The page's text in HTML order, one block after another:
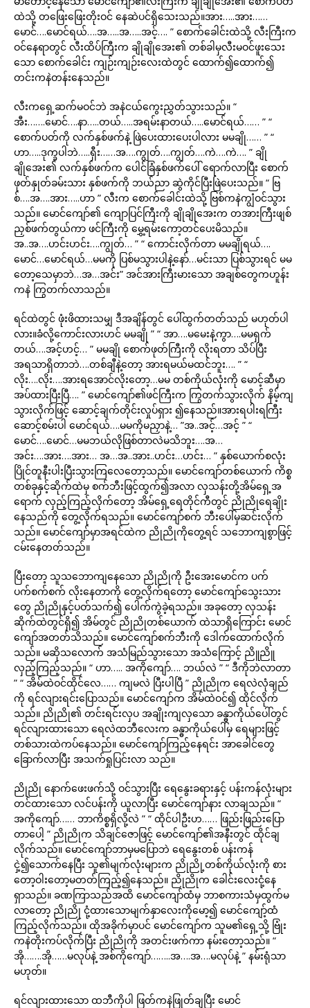
ထဲသို့ တဖြေးဖြေးတိုးဝင် နေဆဲပင်ရှိသေးသည်။အား…..အား……
မောင်….မောင်ရယ်….အ…..အ…..အင့်…. ” စောက်ခေါင်းထဲသို့ လီးကြီးက
ဝင်နေရာတွင် လီးထိပ်ကြီးက ချိုချိုအေး၏ တစ်ခါမှလီးမဝင်ဖူးသေး
သော စောက်ခေါင်း ကျဉ်းကျဉ်းလေးထဲတွင် ထောက်၍ထောက်၍
တင်းကနဲတန်းနေသည်။
လီးကရှေ့ဆက်မဝင်ဘဲ အနဲငယ်ကွေးညွှတ်သွားသည်။ “
အီး…….မောင်….နာ…..တယ်…..အရမ်းနာတယ်…..မောင်ရယ်…… ” “
စောက်ပတ်ကို လက်နှစ်ဖက်နဲ့ ဖြဲပေးထားပေးပါလား မမချို…… ” “
ဟာ…..ဒုက္ခပါဘဲ…..ရှီး……အ….ကျွတ်….ကျွတ်….ကဲ….ကဲ…. ” ချို
ချိုအေး၏ လက်နှစ်ဖက်က ပေါင်ခြံနှစ်ဖက်ပေါ် ရောက်လာပြီး စောက်
ဖုတ်နှုတ်ခမ်းသား နှစ်ဖက်ကို ဘယ်ညာ ဆွဲကိုင်ပြီးဖြဲပေးသည်။ “ ဗြ
စ်….အ….အား…..ဟာ ” လီးက စောက်ခေါင်းထဲသို့ ဗြစ်ကနဲကျွံဝင်သွား
သည်။ မောင်ကျော်၏ ကျောပြင်ကြီးကို ချိုချိုအေးက တအားကြီးဖျစ်
ညှစ်ဖက်တွယ်ကာ ဖင်ကြီးကို မွှေ့ရမ်းကော့တင်ပေးမိသည်။
အ..အ….ဟင်းဟင်း….ကျွတ်… ” “ ကောင်းလိုက်တာ မမချိုရယ်….
မောင်…မောင်ရယ်…မမကို ပြစ်မသွားပါနဲ့နော်…မင်းသာ ပြစ်သွားရင် မမ
တော့သေမှာဘဲ…အ…အင်း” အင်အားကြီးမားသော အချစ်တွေကဟူန်း
ကနဲ ကြွတက်လာသည်။
ရင်ထဲတွင် ဖုံးဖိထားသမျှ ဒီအချိန်တွင် ပေါ်ထွက်တတ်သည် မဟုတ်ပါ
လား။ခံလို့ကောင်းလားဟင် မမချို ” “ အာ….မမေးနဲ့ကွာ….မမရှက်
တယ်….အင့်ဟင့်… ” မမချို စောက်ဖုတ်ကြီးကို လိုးရတာ သိပ်ပြီး
အရသာရှိတာဘဲ….တစ်ချီနဲ့တော့ အားရမယ်မထင်ဘူး…. ” “
လိုး….လိုး….အားရအောင်လိုးတော့…မမ တစ်ကိုယ်လုံးကို မောင့်ဆီမှာ
အပ်ထားပြီးပြီ…. ” မောင်ကျော်၏ဖင်ကြီးက ကြွတက်သွားလိုက် နိမ့်ကျ
သွားလိုက်ဖြင့် ဆောင့်ချက်တိုင်းလှုပ်ရှား ၍နေသည်။အားရပါးရကြီး
ဆောင့်စမ်းပါ မောင်ရယ်….မမကိုမညှာနဲ့… ”အ..အင့်…အင့် ” “
မောင်….မောင်…မမဘယ်လိုဖြစ်တာလဲမသိဘူး….အ…
အင်း….အား….အား… အ…အ..အား..ဟင်း…ဟင်း… ” နှစ်ယောက်စလုံး
ပြိုင်တူနီးပါးပြီးသွားကြလေတော့သည်။ မောင်ကျော်တစ်ယောက် ကိစ္စ
တစ်ခုနှင့်ဆိုက်ထဲမှ စက်ဘီးဖြင့်ထွက်၍အလာ လှသန်းတို့အိမ်ရှေ့အ
ရောက် လှည့်ကြည့်လိုက်တော့ အိမ်ရှေ့ရေတိုင်ကီတွင် ညိုညိုရေချိုး
နေသည်ကို တွေ့လိုက်ရသည်။ မောင်ကျော်စက် ဘီးပေါ်မှဆင်းလိုက်
သည်။ မောင်ကျော်မှာအရင်ထဲက ညိုညိုကိုတွေ့ရင် သဘောကျစွာဖြင့်
ငမ်းနေတတ်သည်။
ပြီးတော့ သူသဘောကျနေသော ညိုညိုကို ဦးအေးမောင်က ပက်
ပက်စက်စက် လိုးနေတာကို တွေ့လိုက်ရတော့ မောင်ကျော်သွေးသား
တွေ ညိုညိုနှင့်ပတ်သက်၍ ပေါက်ကွဲခဲ့ရသည်။ အခုတော့ လှသန်း
ဆိုက်ထဲတွင်ရှိ၍ အိမ်တွင် ညိုညိုတစ်ယောက် ထဲသာရှိကြောင်း မောင်
ကျော်အတတ်သိသည်။ မောင်ကျော်စက်ဘီးကို ဒေါက်ထောက်လိုက်
သည်။ မဆိုသလောက် အသံမြည်သွားသော အသံကြောင့် ညိူညိူ
လှည့်ကြည့်သည်။ “ ဟာ….. အကိုကျော်…. ဘယ်လဲ ” “ ဒီကိုဘဲလာတာ
” “ အိမ်ထဲဝင်ထိုင်လေ…… ကျမလဲ ပြီးပါပြီ ” ညိုညိုက ရေလဲလုံချည်
ကို ရင်လျားရင်းပြောသည်။ မောင်ကျော်က အိမ်ထဲဝင်၍ ထိုင်လိုက်
သည်။ ညိုညို၏ တင်းရင်းလှပ အချိုးကျလှသော ခန္ဓာကိုယ်ပေါ်တွင်
ရင်လျားထားသော ရေလဲထဘီလေးက ခန္ဓာကိုယ်ပေါ်မှ ရေများဖြင့်
တစ်သားထဲကပ်နေသည်။ မောင်ကျော်ကြည့်နေရင်း အာခေါင်တွေ
ခြောက်လာပြီး အသက်ရှုပြင်းလာ သည်။
ညိုညို နောက်ဖေးဖက်သို့ ဝင်သွားပြီး ရေနွေးခရားနှင့် ပန်းကန်လုံးများ
တင်ထားသော လင်ပန်းကို ယူလာပြီး မောင်ကျော်နား လာချသည်။ “
အကိုကျော်…… ဘာကိစ္စရှိလို့လဲ ” “ ထိုင်ပါဦးဟ…… ဖြည်းဖြည်းပြော
တာပေါ့ ” ညိုညိုက သိချင်ဇောဖြင့် မောင်ကျော်၏အနီးတွင် ထိုင်ချ
လိုက်သည်။ မောင်ကျော်ဘာမှမပြောဘဲ ရေနွေးတစ် ပန်းကန်
ငှဲ့၍သောက်နေပြီး သူ၏မျက်လုံးများက ညိုညို့တစ်ကိုယ်လုံးကို စား
တော့ဝါးတော့မတတ်ကြည့်၍နေသည်။ ညိုညိုက ခေါင်းလေးငုံ့နေ
ရှာသည်။ ခဏကြာသည်အထိ မောင်ကျော်ထံမှ ဘာစကားသံမှထွက်မ
လာတော့ ညိုညို ငုံ့ထားသောမျက်နှာလေးကိုမော့၍ မောင်ကျော့်ထံ
ကြည့်လိုက်သည်။ ထိုအခိုက်မှာပင် မောင်ကျော်က သူမ၏ရှေ့သို့ ဗြုံး
ကနဲတိုးကပ်လိုက်ပြီး ညိုညိုကို အတင်းဖက်ကာ နမ်းတော့သည်။ “
အို…….အို……မလုပ်နဲ့ အစ်ကိုကျော်……..အ….အ….မလုပ်နဲ့ ” နမ်းရုံသာ
မဟုတ်။
ရင်လျားထားသော ထဘီကိုပါ ဖြတ်ကနဲဖြုတ်ချပြီး မောင်